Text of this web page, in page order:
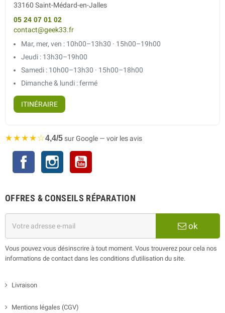
33160 Saint-Médard-en-Jalles
05 24 07 01 02
contact@geek33.fr
Mar, mer, ven : 10h00–13h30 · 15h00–19h00
Jeudi : 13h30–19h00
Samedi : 10h00–13h30 · 15h00–18h00
Dimanche & lundi : fermé
ITINÉRAIRE
★★★★☆4,4/5sur Google — voir les avis
Facebook Instagram
OFFRES & CONSEILS RÉPARATION
ok
Vous pouvez vous désinscrire à tout moment. Vous trouverez pour cela nos
informations de contact dans les conditions d'utilisation du site.
Livraison
Mentions légales (CGV)